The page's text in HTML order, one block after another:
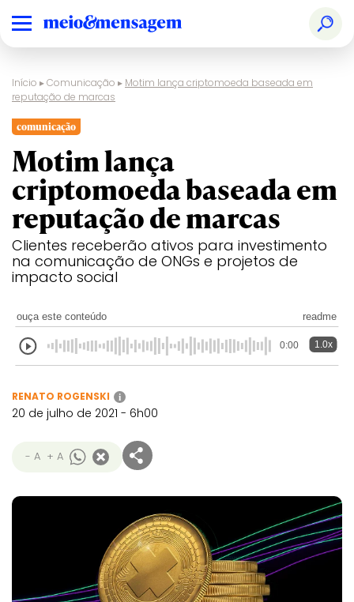
Início ▸Comunicação ▸ Motim lança criptomoeda baseada em
reputação de marcas
comunicação
Motim lança
criptomoeda baseada em
reputação de marcas
Clientes receberão ativos para investimento
na comunicação de ONGs e projetos de
impacto social
ouça este conteúdo readme
0:00 1.0x
RENATO ROGENSKI i
20 de julho de 2021 - 6h00
- A + A